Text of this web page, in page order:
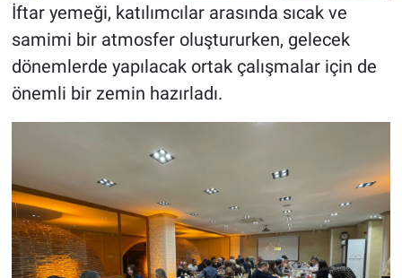
İftar yemeği, katılımcılar arasında sıcak ve
samimi bir atmosfer oluştururken, gelecek
dönemlerde yapılacak ortak çalışmalar için de
önemli bir zemin hazırladı.